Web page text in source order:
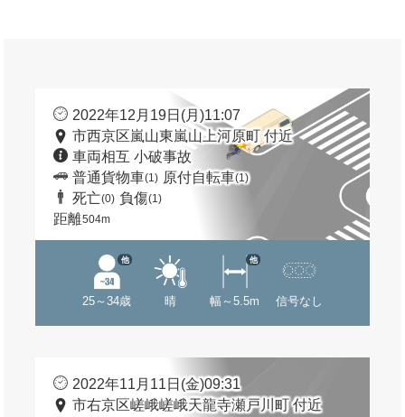
2022年12月19日(月)11:07
市西京区嵐山東嵐山上河原町 付近
車両相互 小破事故
普通貨物車(1) 原付自転車(1)
死亡(0) 負傷(1)
距離504m
25～34歳
他
晴 幅～5.5m
他
信号なし
2022年11月11日(金)09:31
市右京区嵯峨嵯峨天龍寺瀬戸川町 付近